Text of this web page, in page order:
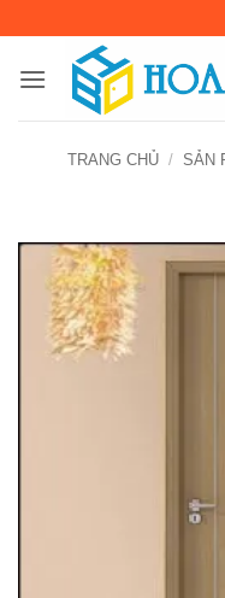
nội
TRANG CHỦ / SẢN